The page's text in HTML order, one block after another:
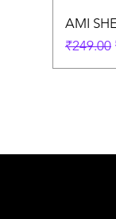
AMI
Regular
₹249.00